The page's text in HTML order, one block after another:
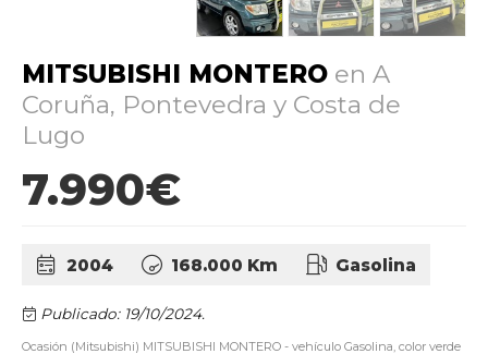
MITSUBISHI MONTERO en A
Coruña, Pontevedra y Costa de
Lugo
7.990€
2004 168.000 Km Gasolina
Publicado: 19/10/2024.
Ocasión (Mitsubishi) MITSUBISHI MONTERO - vehículo Gasolina, color verde